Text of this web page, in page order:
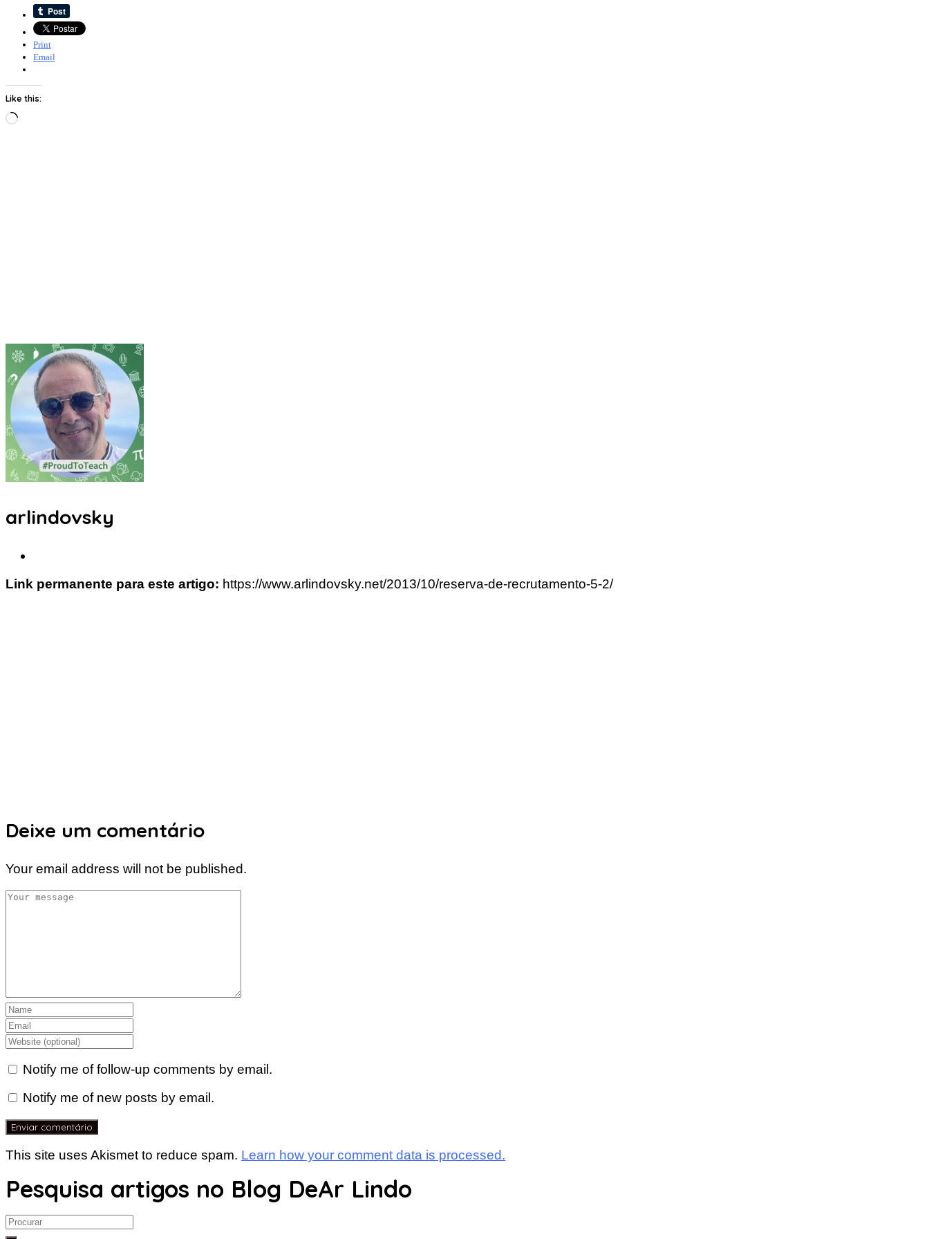
Print
Email
Like this:
Loading…
arlindovsky
Link permanente para este artigo: https://www.arlindovsky.net/2013/10/reserva-de-recrutamento-5-2/
Deixe um comentário
Your email address will not be published.
Notify me of follow-up comments by email.
Notify me of new posts by email.
This site uses Akismet to reduce spam. Learn how your comment data is processed.
Pesquisa artigos no Blog DeAr Lindo
Search
for: